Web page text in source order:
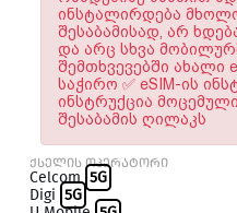
ინსტალირდება
შესაბამისად, არ
და არც სხვა
შემთხვევებში ახალი
საჭირო ✅ eSIM-ის
ინსტრუქცია
შესაბამის ღილაკს
ქსელის ოპერატორი
Celcom 5G
Digi 5G